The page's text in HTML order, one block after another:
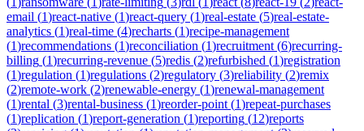
email (1)react-native (1)react-query (1)real-estate (5)real-estate-
analytics (1)real-time (4)recharts (1)recipe-management
(1)recommendations (1)reconciliation (1)recruitment (6)recurring-
billing (1)recurring-revenue (5)redis (2)refurbished (1)registration
(1)regulation (1)regulations (2)regulatory (3)reliability (2)remix
(2)remote-work (2)renewable-energy (1)renewal-management
(1)rental (3)rental-business (1)reorder-point (1)repeat-purchases
(1)replication (1)report-generation (1)reporting (12)reports